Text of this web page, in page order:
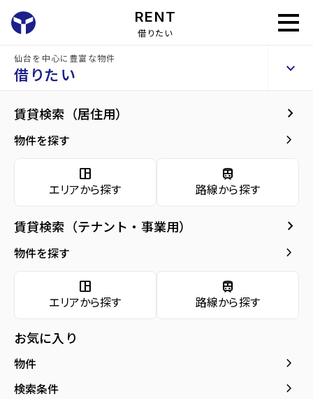
RENT
借りたい
仙台を中心に豊富な物件
借りたい keyboard_arrow_up
賃貸検索（居住用） keyboard_arrow_right
物件を探す keyboard_arrow_right
space_dashboard
エリアから探す
train
路線から探す
賃貸検索（テナント・事業用） keyboard_arrow_right
物件を探す keyboard_arrow_right
space_dashboard
エリアから探す
train
路線から探す
お気に入り
物件 keyboard_arrow_right
検索条件 keyboard_arrow_right
賃貸マンション コンフォート上杉
建物概要
現在募集中の物件arrow_forward
arrow_forward
地図・周辺環境 arrow_forward
コンフォート上杉 8階
管理費・共益費
間取り
アクセス
仙台市地下鉄南北線/北四番丁駅 徒歩17分